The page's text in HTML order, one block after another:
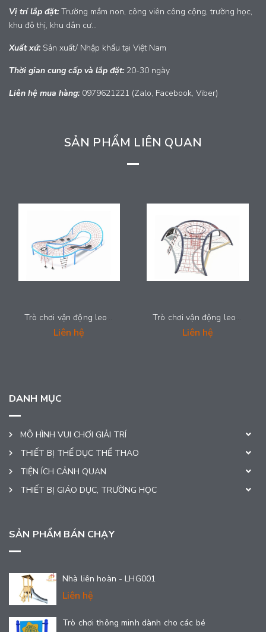
Vị trí lắp đặt:Trường mầm non, công viên công cộng, trường học,
khu đô thị, khu dân cư...
Xuất xứ:Sản xuất/ Nhập khẩu tại Việt Nam
Thời gian cung cấp và lắp đặt: 20-30 ngày
Liên hệ mua hàng: 0979621221 (Zalo, Facebook, Viber)
SẢN PHẨM LIÊN QUAN
Trò chơi vận động leo trèo kết hợp - TNP-SWPB122
Liên hệ
Trò chơi vận động leo trèo kết hợp - TNP-SWPB121
Liên hệ
DANH MỤC
MÔ HÌNH VUI CHƠI GIẢI TRÍ
THIẾT BỊ THỂ DỤC THỂ THAO
TIỆN ÍCH CẢNH QUAN
THIẾT BỊ GIÁO DỤC, TRƯỜNG HỌC
SẢN PHẨM BÁN CHẠY
Nhà liên hoàn - LHG001
Liên hệ
Trò chơi thông minh dành cho các bé